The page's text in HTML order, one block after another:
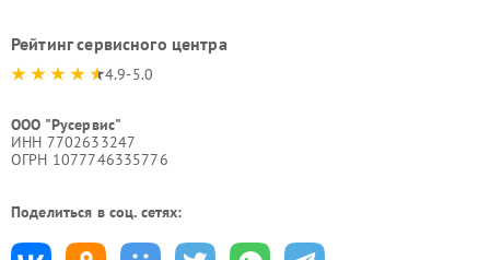
Рейтинг сервисного центра
4.9-5.0
ООО "Русервис"
ИНН 7702633247
ОГРН 1077746335776
Поделиться в соц. сетях: